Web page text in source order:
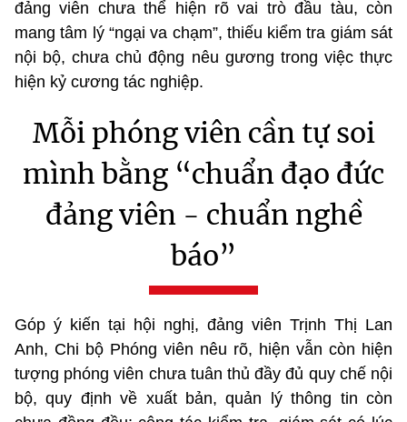
đảng viên chưa thể hiện rõ vai trò đầu tàu, còn
mang tâm lý “ngại va chạm”, thiếu kiểm tra giám sát
nội bộ, chưa chủ động nêu gương trong việc thực
hiện kỷ cương tác nghiệp.
Mỗi phóng viên cần tự soi
mình bằng “chuẩn đạo đức
đảng viên - chuẩn nghề
báo”
Góp ý kiến tại hội nghị, đảng viên Trịnh Thị Lan
Anh, Chi bộ Phóng viên nêu rõ, hiện vẫn còn hiện
tượng phóng viên chưa tuân thủ đầy đủ quy chế nội
bộ, quy định về xuất bản, quản lý thông tin còn